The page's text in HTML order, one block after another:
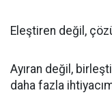
Eleştiren değil,
Ayıran değil,
daha fazla